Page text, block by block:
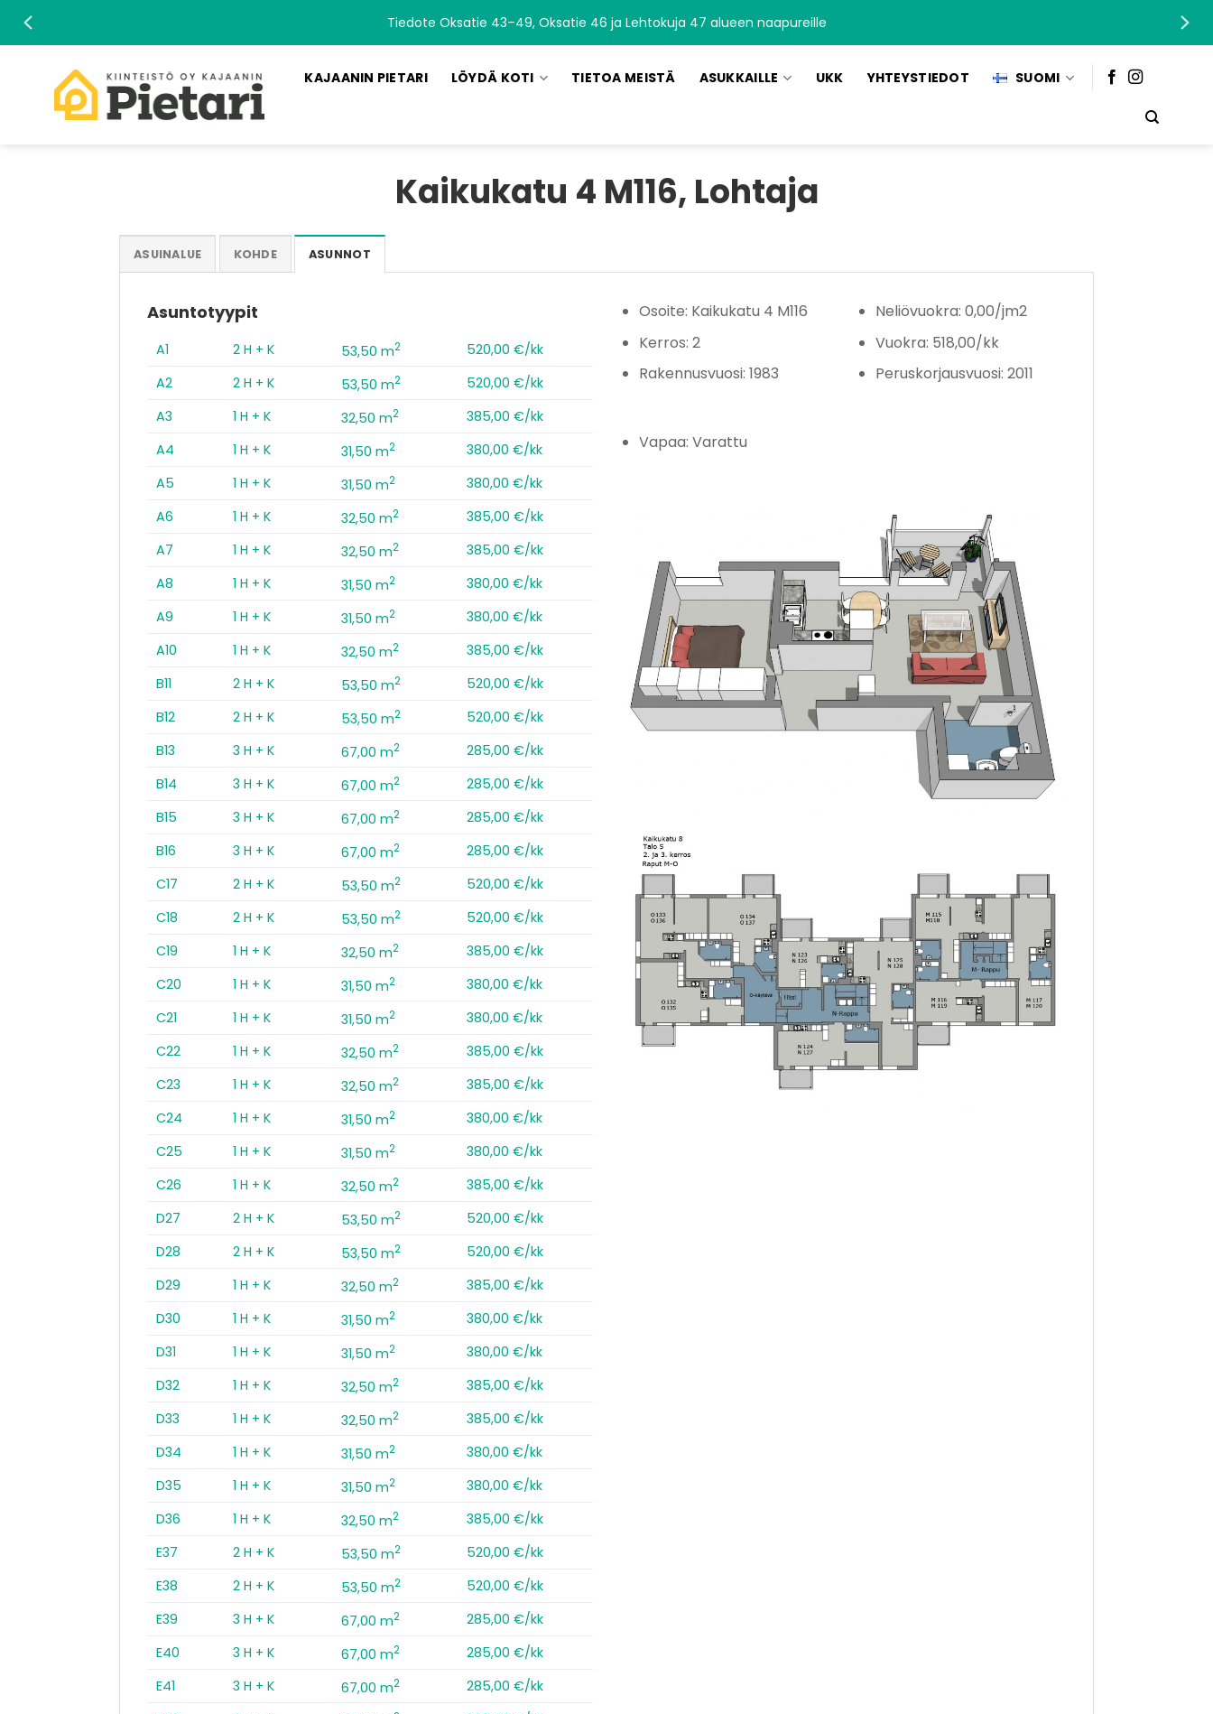
Tiedote Oksatie 43–49, Oksatie 46 ja Lehtokuja 47 alueen naapureille
KAJAANIN PIETARI LÖYDÄ KOTI TIETOA MEISTÄ ASUKKAILLE UKK YHTEYSTIEDOT SUOMI
Kaikukatu 4 M116, Lohtaja
ASUINALUE KOHDE ASUNNOT
Asuntotyypit
A1 2 H + K 53,50 m2
520,00 €/kk
A2
2 H + K 53,50 m2
520,00 €/kk
A3
1 H + K 32,50 m2
385,00 €/kk
A4
1 H + K 31,50 m2
380,00 €/kk
A5
1 H + K 31,50 m2
380,00 €/kk
A6
1 H + K 32,50 m2
385,00 €/kk
A7
1 H + K 32,50 m2
385,00 €/kk
A8
1 H + K 31,50 m2
380,00 €/kk
A9
1 H + K 31,50 m2
380,00 €/kk
A10
1 H + K 32,50 m2
385,00 €/kk
B11
2 H + K 53,50 m2
520,00 €/kk
B12
2 H + K 53,50 m2
520,00 €/kk
B13
3 H + K 67,00 m2
285,00 €/kk
B14
3 H + K 67,00 m2
285,00 €/kk
B15
3 H + K 67,00 m2
285,00 €/kk
B16
3 H + K 67,00 m2
285,00 €/kk
C17
2 H + K 53,50 m2
520,00 €/kk
C18
2 H + K 53,50 m2
520,00 €/kk
C19
1 H + K 32,50 m2
385,00 €/kk
C20
1 H + K 31,50 m2
380,00 €/kk
C21
1 H + K 31,50 m2
380,00 €/kk
C22
1 H + K 32,50 m2
385,00 €/kk
C23
1 H + K 32,50 m2
385,00 €/kk
C24
1 H + K 31,50 m2
380,00 €/kk
C25
1 H + K 31,50 m2
380,00 €/kk
C26
1 H + K 32,50 m2
385,00 €/kk
D27
2 H + K 53,50 m2
520,00 €/kk
D28
2 H + K 53,50 m2
520,00 €/kk
D29
1 H + K 32,50 m2
385,00 €/kk
D30
1 H + K 31,50 m2
380,00 €/kk
D31
1 H + K 31,50 m2
380,00 €/kk
D32
1 H + K 32,50 m2
385,00 €/kk
D33
1 H + K 32,50 m2
385,00 €/kk
D34
1 H + K 31,50 m2
380,00 €/kk
D35
1 H + K 31,50 m2
380,00 €/kk
D36
1 H + K 32,50 m2
385,00 €/kk
E37
2 H + K 53,50 m2
520,00 €/kk
E38
2 H + K 53,50 m2
520,00 €/kk
E39
3 H + K 67,00 m2
285,00 €/kk
E40
3 H + K 67,00 m2
285,00 €/kk
E41
3 H + K 67,00 m2
285,00 €/kk
Osoite: Kaikukatu 4 M116
Kerros: 2
Rakennusvuosi: 1983
Neliövuokra: 0,00/jm2
Vuokra: 518,00/kk
Peruskorjausvuosi: 2011
Vapaa: Varattu